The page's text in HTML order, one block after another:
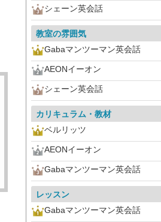
シェーン英会話
教室の雰囲気
Gabaマンツーマン英会話
AEONイーオン
シェーン英会話
カリキュラム・教材
ベルリッツ
AEONイーオン
Gabaマンツーマン英会話
レッスン
Gabaマンツーマン英会話